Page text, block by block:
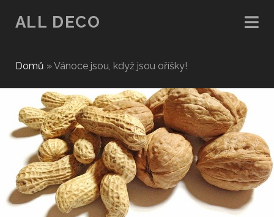
ALL DECO
Domů »Vánoce jsou, když jsou oříšky!